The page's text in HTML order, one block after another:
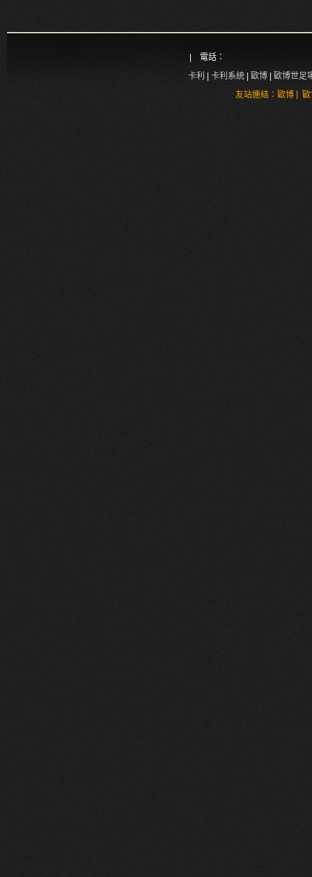
| 電話：
卡利
卡利系統 歐博
歐博世足
友站連結： 歐博|